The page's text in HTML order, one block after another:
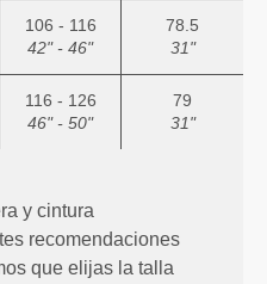
106 - 116
42" - 46"
78.5
31"
116 - 126
46" - 50"
79
31"
y cintura
recomendaciones
que elijas la talla